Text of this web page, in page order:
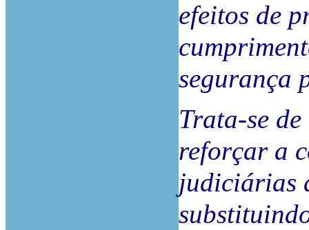
efeitos de
segurança
Trata-se
reforçar a
judiciárias